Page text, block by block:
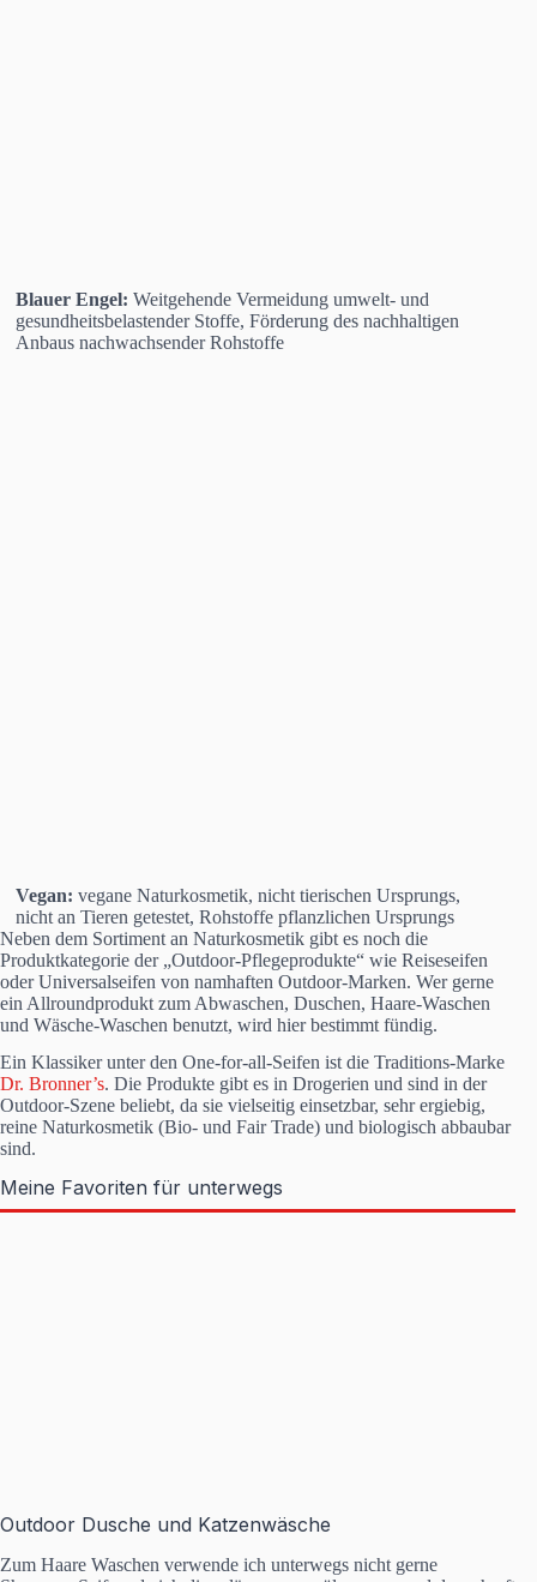
Blauer Engel: Weitgehende Vermeidung umwelt- und
gesundheitsbelastender Stoffe, Förderung des nachhaltigen
Anbaus nachwachsender Rohstoffe
Vegan: vegane Naturkosmetik, nicht tierischen Ursprungs,
nicht an Tieren getestet, Rohstoffe pflanzlichen Ursprungs
Neben dem Sortiment an Naturkosmetik gibt es noch die
Produktkategorie der „Outdoor-Pflegeprodukte“ wie Reiseseifen
oder Universalseifen von namhaften Outdoor-Marken. Wer gerne
ein Allroundprodukt zum Abwaschen, Duschen, Haare-Waschen
und Wäsche-Waschen benutzt, wird hier bestimmt fündig.
Ein Klassiker unter den One-for-all-Seifen ist die Traditions-Marke
Dr. Bronner’s. Die Produkte gibt es in Drogerien und sind in der
Outdoor-Szene beliebt, da sie vielseitig einsetzbar, sehr ergiebig,
reine Naturkosmetik (Bio- und Fair Trade) und biologisch abbaubar
sind.
Meine Favoriten für unterwegs
Outdoor Dusche und Katzenwäsche
Zum Haare Waschen verwende ich unterwegs nicht gerne